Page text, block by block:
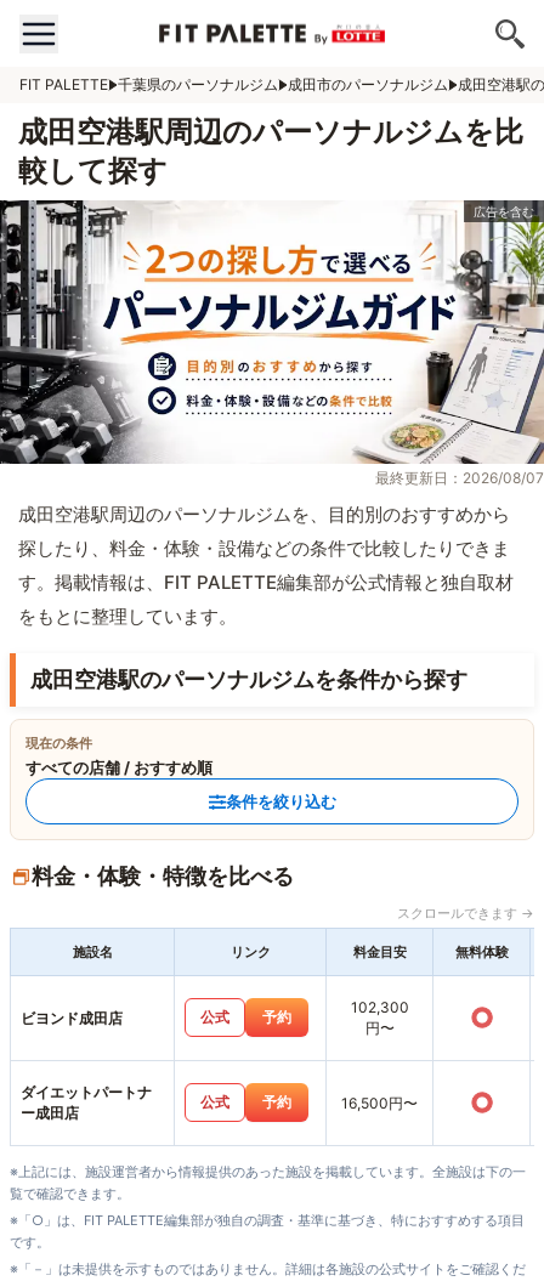
FIT PALETTE 千葉県のパーソナルジム 成田市のパーソナルジム 成田空港駅
成田空港駅周辺のパーソナルジムを比
較して探す
最終更新日：2026/08/07
成田空港駅周辺のパーソナルジムを、目的別のおすすめから
探したり、料金・体験・設備などの条件で比較したりできま
す。掲載情報は、FIT PALETTE編集部が公式情報と独自取材
をもとに整理しています。
成田空港駅のパーソナルジムを条件から探す
現在の条件
すべての店舗 / おすすめ順
条件を絞り込む
料金・体験・特徴を比べる
スクロールできます →
施設名 リンク 料金目安 無料体験
ビヨンド成田店 公式 予約
102,300
円〜
○
ダイエットパートナ
ー成田店
公式 予約 16,500円〜 ○
※上記には、施設運営者から情報提供のあった施設を掲載しています。全施設は下の一
覧で確認できます。
※「○」は、FIT PALETTE編集部が独自の調査・基準に基づき、特におすすめする項目
です。
※「－」は未提供を示すものではありません。詳細は各施設の公式サイトをご確認くだ